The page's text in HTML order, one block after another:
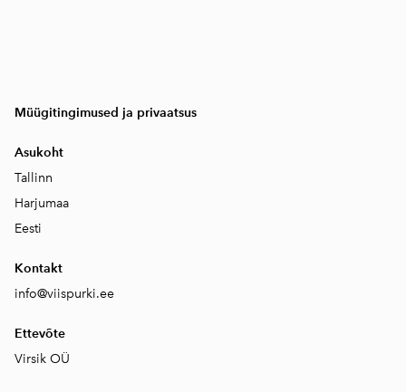
Müügitingimused ja privaatsus
Asukoht
Tallinn
Harjumaa
Eesti
Kontakt
info@viispurki.ee
Ettevõte
Virsik OÜ